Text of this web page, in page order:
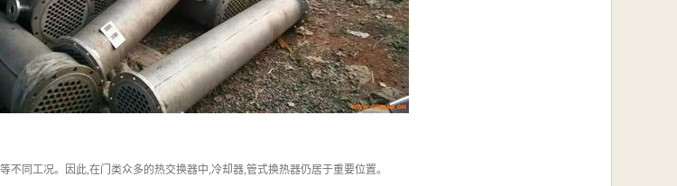
不同工况。因此,在门类众多的热交换器中,冷却器,管式换热器仍居于重要位置。